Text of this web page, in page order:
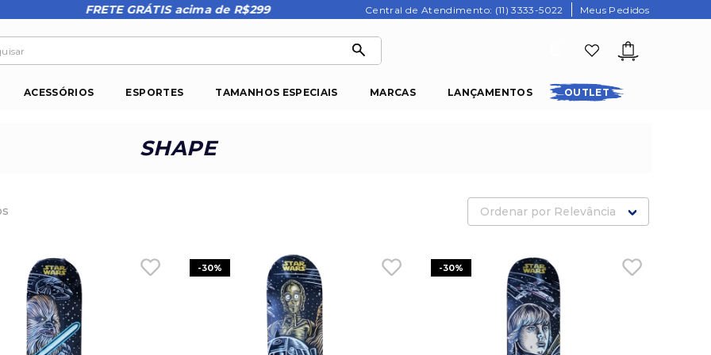
FRETE GRÁTIS acima de R$299 Central de Atendimento: (11) 3333-5022 Meus Pedidos
ACESSÓRIOS ESPORTES TAMANHOS ESPECIAIS MARCAS LANÇAMENTOS OUTLET
SHAPE
Ordenar por Relevância
-30% -30%